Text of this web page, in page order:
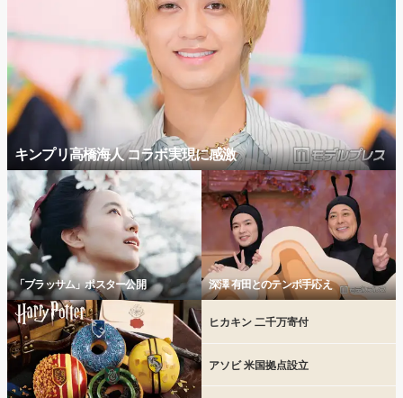
キンプリ高橋海人 コラボ実現に感激
「ブラッサム」ポスター公開 深澤 有田とのテンポ手応え
ヒカキン 二千万寄付
アソビ 米国拠点設立